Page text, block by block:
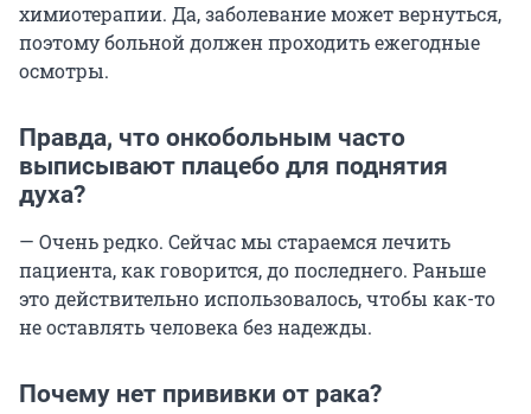
химиотерапии. Да, заболевание может вернуться,
поэтому больной должен проходить ежегодные
осмотры.
Правда, что онкобольным часто
выписывают плацебо для поднятия
духа?
— Очень редко. Сейчас мы стараемся лечить
пациента, как говорится, до последнего. Раньше
это действительно использовалось, чтобы как-то
не оставлять человека без надежды.
Почему нет прививки от рака?